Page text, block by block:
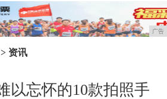
广告
> 资讯
以忘怀的10款拍照手